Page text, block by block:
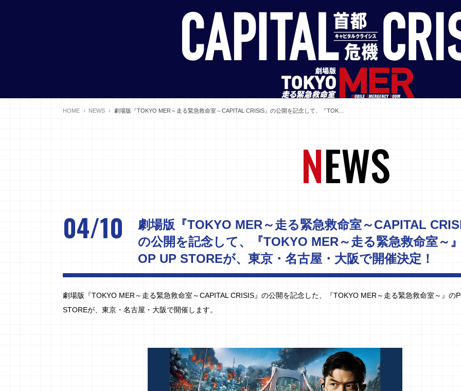
HOME NEWS 劇場版『TOKYO MER～走る緊急救命室～CAPITAL CRISIS』の公開を記念して、『TOKYO MER～走る緊急救命室～』のPOP UP STOREが、東京・名古屋・大阪で開催決定！
NEWS
04/10
劇場版『TOKYO MER～走る緊急救命室～CAPITAL
の公開を記念して、『TOKYO MER～走る緊急救命室～
OP UP STOREが、東京・名古屋・大阪で開催決定！
劇場版『TOKYO MER～走る緊急救命室～CAPITAL CRISIS』の公開を記念した、『TOKYO MER～走る緊急救命室～』の
STOREが、東京・名古屋・大阪で開催します。